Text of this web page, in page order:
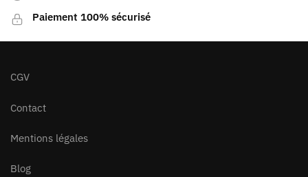
Paiement 100% sécurisé
CGV
Contact
Mentions légales
Blog